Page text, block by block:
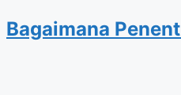
Bagaimana